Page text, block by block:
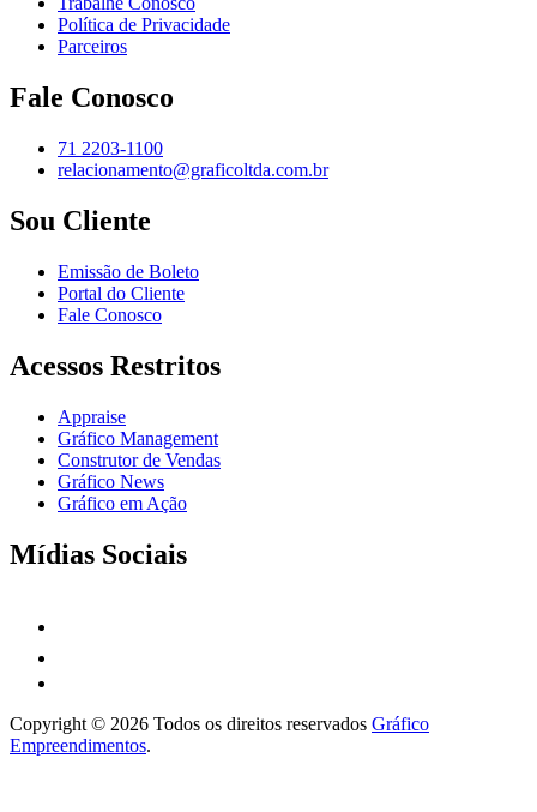
Política de Privacidade
Parceiros
Fale Conosco
71 2203-1100
relacionamento@graficoltda.com.br
Sou Cliente
Emissão de Boleto
Portal do Cliente
Fale Conosco
Acessos Restritos
Appraise
Gráfico Management
Construtor de Vendas
Gráfico News
Gráfico em Ação
Mídias Sociais
Copyright © 2026 Todos os direitos reservados Gráfico
Empreendimentos.